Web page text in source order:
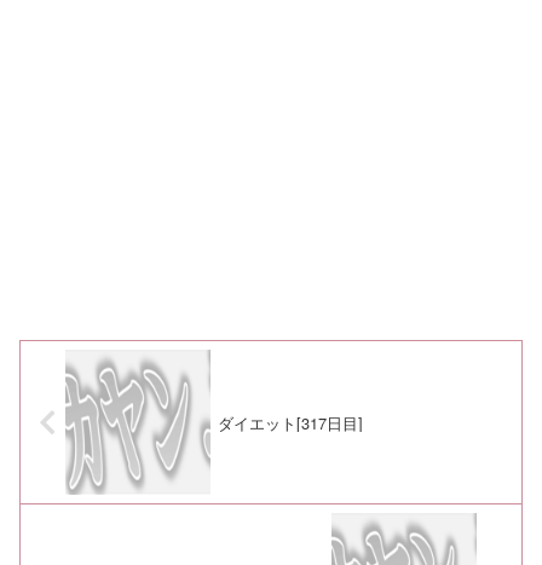
ダイエット[317日目]